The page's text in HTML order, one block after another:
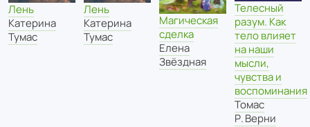
Лень
Катерина
Тумас
Лень
Катерина
Тумас
Магическая
сделка
Елена
Звёздная
Телесный
разум. Как
тело влияет
на наши
мысли,
чувства и
воспоминания
Томас
Р. Верни